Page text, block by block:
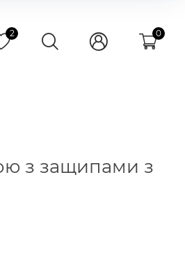
2 0
з защипами з